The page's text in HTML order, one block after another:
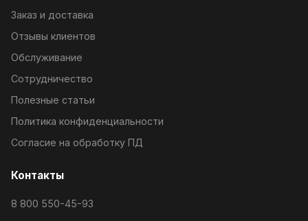
Заказ и доставка
Отзывы клиентов
Обслуживание
Сотрудничество
Полезные статьи
Политика конфиденциальности
Согласие на обработку ПД
Контакты
8 800 550-45-93